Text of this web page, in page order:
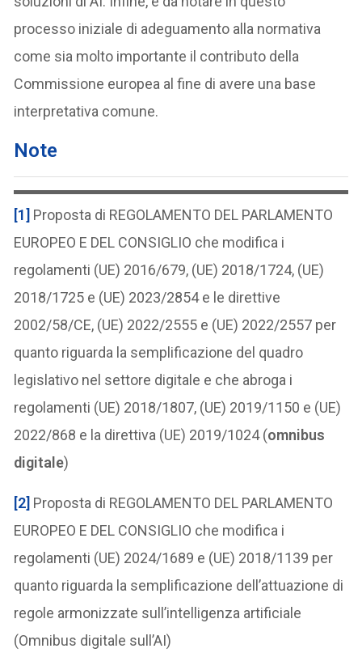
processo iniziale di adeguamento alla normativa
come sia molto importante il contributo della
Commissione europea al fine di avere una base
interpretativa comune.
Note
[1] Proposta di REGOLAMENTO DEL PARLAMENTO
EUROPEO E DEL CONSIGLIO che modifica i
regolamenti (UE) 2016/679, (UE) 2018/1724, (UE)
2018/1725 e (UE) 2023/2854 e le direttive
2002/58/CE, (UE) 2022/2555 e (UE) 2022/2557 per
quanto riguarda la semplificazione del quadro
legislativo nel settore digitale e che abroga i
regolamenti (UE) 2018/1807, (UE) 2019/1150 e (UE)
2022/868 e la direttiva (UE) 2019/1024 (omnibus
digitale)
[2] Proposta di REGOLAMENTO DEL PARLAMENTO
EUROPEO E DEL CONSIGLIO che modifica i
regolamenti (UE) 2024/1689 e (UE) 2018/1139 per
quanto riguarda la semplificazione dell’attuazione di
regole armonizzate sull’intelligenza artificiale
(Omnibus digitale sull’AI)